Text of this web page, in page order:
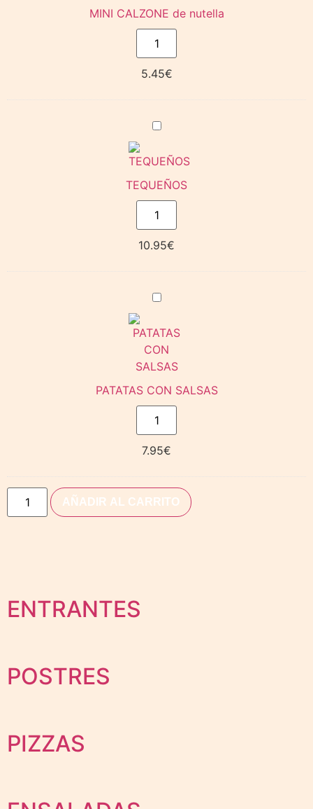
MINI CALZONE de nutella
5.45€
TEQUEÑOS
TEQUEÑOS
10.95€
PATATAS
CON
PATATAS CON SALSAS
7.95€
AÑADIR AL CARRITO
ENTRANTES
POSTRES
PIZZAS